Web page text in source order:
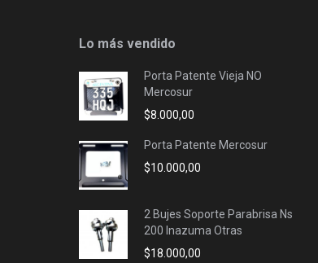
Lo más vendido
Porta Patente Vieja NO
Mercosur
$8.000,00
Porta Patente Mercosur
$10.000,00
2 Bujes Soporte Parabrisa Ns
200 Inazuma Otras
$18.000,00